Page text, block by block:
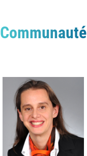
Communauté